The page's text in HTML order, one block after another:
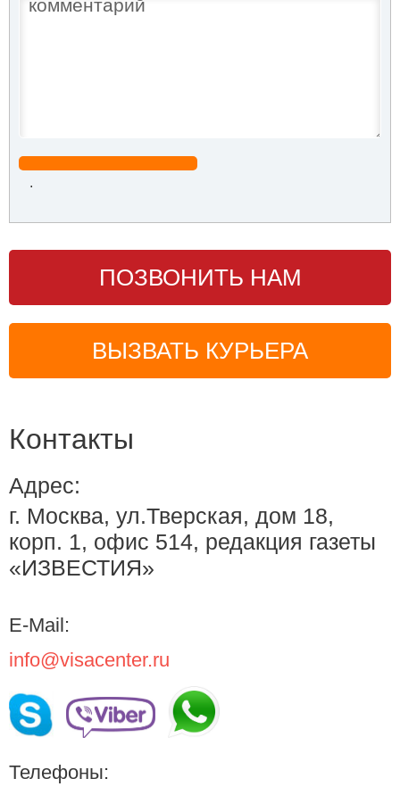
.
ПОЗВОНИТЬ НАМ
ВЫЗВАТЬ КУРЬЕРА
Контакты
Адрес:
г. Москва, ул.Тверская, дом 18,
корп. 1, офис 514, редакция газеты
«ИЗВЕСТИЯ»
E-Mail:
info@visacenter.ru
Телефоны: